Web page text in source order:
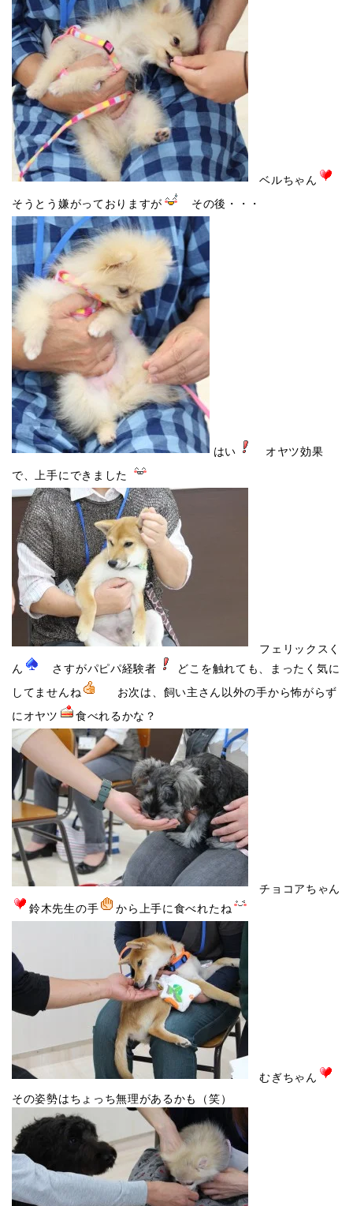
ベルちゃん
そうとう嫌がっておりますが
その後・・・
はい
オヤツ効果
で、上手にできました
フェリックスく
ん
さすがパピパ経験者
どこを触れても、まったく気に
してませんね
お次は、飼い主さん以外の手から怖がらず
にオヤツ
食べれるかな？
チョコアちゃん
鈴木先生の手
から上手に食べれたね
むぎちゃん
その姿勢はちょっち無理があるかも（笑）